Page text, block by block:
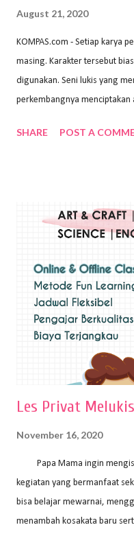
August 21, 2020
KOMPAS.com - Setiap karya
masing. Karakter tersebut
digunakan. Seni lukis yang
perkembangnya menciptakan
Wayan Kun Adnyana, teknik
menggunakan bahan dasar
sapuan warna cat yang
pelukis untuk menghasilkan
bernilai tinggi. Ciri teknik
warna yang kental dan tebal.
medianya Mem...
SHARE POST A
Les Privat
November 16, 2020
Papa Mama ingin mengisi
kegiatan yang bermanfaat
bisa belajar mewarnai,
menambah kosakata baru